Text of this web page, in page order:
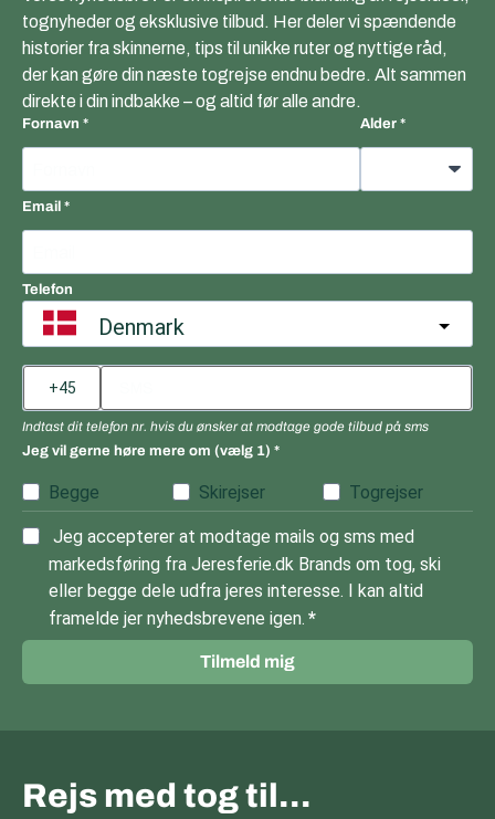
tognyheder og eksklusive tilbud. Her deler vi spændende
historier fra skinnerne, tips til unikke ruter og nyttige råd,
der kan gøre din næste togrejse endnu bedre. Alt sammen
direkte i din indbakke – og altid før alle andre.
Fornavn Alder
Email
Telefon
Denmark
Indtast dit telefon nr. hvis du ønsker at modtage gode tilbud på sms
Jeg vil gerne høre mere om (vælg 1)
Begge Skirejser Togrejser
Jeg accepterer at modtage mails og sms med
markedsføring fra Jeresferie.dk Brands om tog, ski
eller begge dele udfra jeres interesse. I kan altid
framelde jer nyhedsbrevene igen.
Tilmeld mig
Rejs med tog til…